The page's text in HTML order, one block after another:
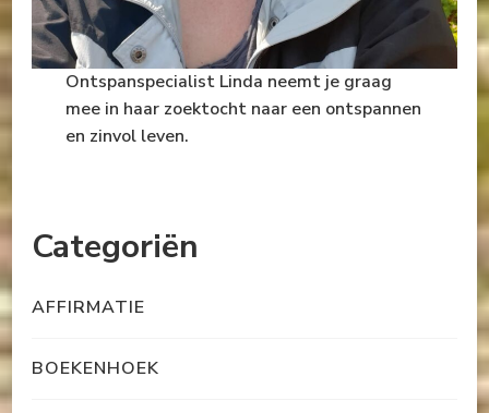
Ontspanspecialist Linda neemt je graag
mee in haar zoektocht naar een ontspannen
en zinvol leven.
Categoriën
AFFIRMATIE
BOEKENHOEK